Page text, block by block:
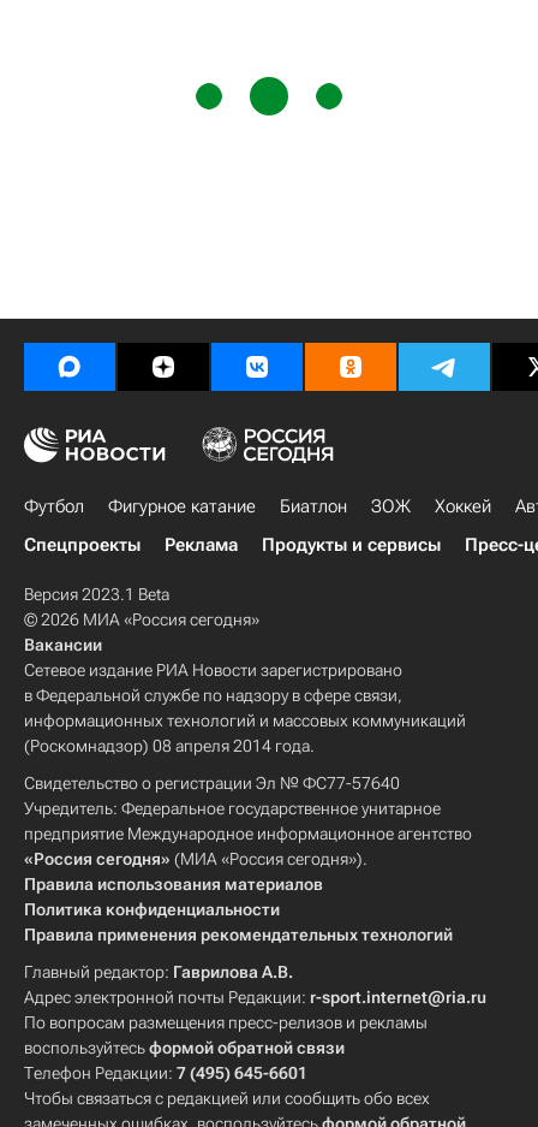
Футбол Фигурное катание Биатлон ЗОЖ Хоккей
Спецпроекты
Реклама Продукты и сервисы Пресс-
Версия 2023.1 Beta
© 2026 МИА «Россия сегодня»
Вакансии
Сетевое издание РИА Новости зарегистрировано
в Федеральной службе по надзору в сфере связи,
информационных технологий и массовых коммуникаций
(Роскомнадзор) 08 апреля 2014 года.
Свидетельство о регистрации Эл № ФС77-57640
Учредитель: Федеральное государственное унитарное
предприятие Международное информационное агентство
«Россия сегодня» (МИА «Россия сегодня»).
Правила использования материалов
Политика конфиденциальности
Правила применения рекомендательных технологий
Главный редактор: Гаврилова А.В.
Адрес электронной почты Редакции: r-sport.internet@ria.ru
По вопросам размещения пресс-релизов и рекламы
воспользуйтесьформой обратной связи
Телефон Редакции: 7 (495) 645-6601
Чтобы связаться с редакцией или сообщить обо всех